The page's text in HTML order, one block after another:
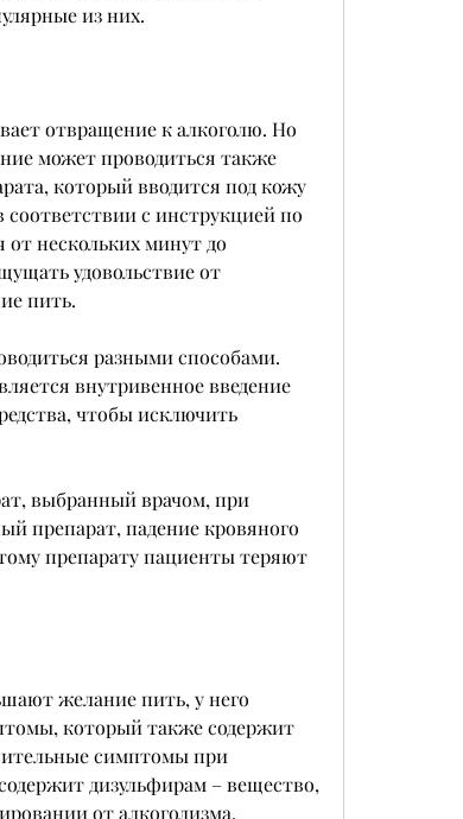
из них.
отвращение к алкоголю. Но
может проводиться также
который вводится под кожу
с инструкцией по
нескольких минут до
удовольствие от
пить.
разными способами.
внутривенное введение
чтобы исключить
выбранный врачом, при
препарат, падение кровяного
препарату пациенты теряют
желание пить, у него
который также содержит
симптомы при
дизульфирам – вещество,
от алкоголизма.